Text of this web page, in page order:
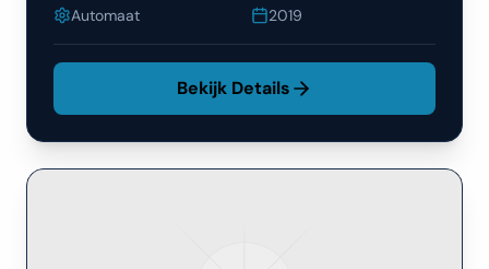
Automaat
2019
Bekijk Details